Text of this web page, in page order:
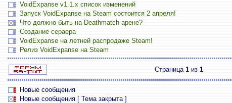
VoidExpanse v1.1.x список изменений
Запуск VoidExpanse на Steam состоится 2 апреля!
Что должно быть на Deathmatch арене?
Создание сераера
VoidExpanse на летней распродаже Steam!
Релиз VoidExpanse на Steam
Страница 1из 1
Новые сообщения
Новые сообщения [ Тема закрыта ]